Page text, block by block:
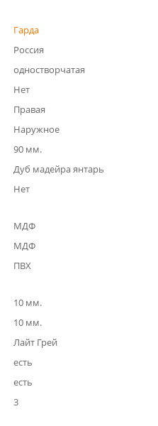
Гарда
Россия
одностворчатая
Нет
Правая
Наружное
90 мм.
Дуб мадейра янтарь
Нет
МДФ
МДФ
ПВХ
10 мм.
10 мм.
Лайт Грей
есть
есть
3